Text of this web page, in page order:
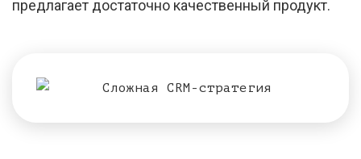
предлагает достаточно качественный продукт.